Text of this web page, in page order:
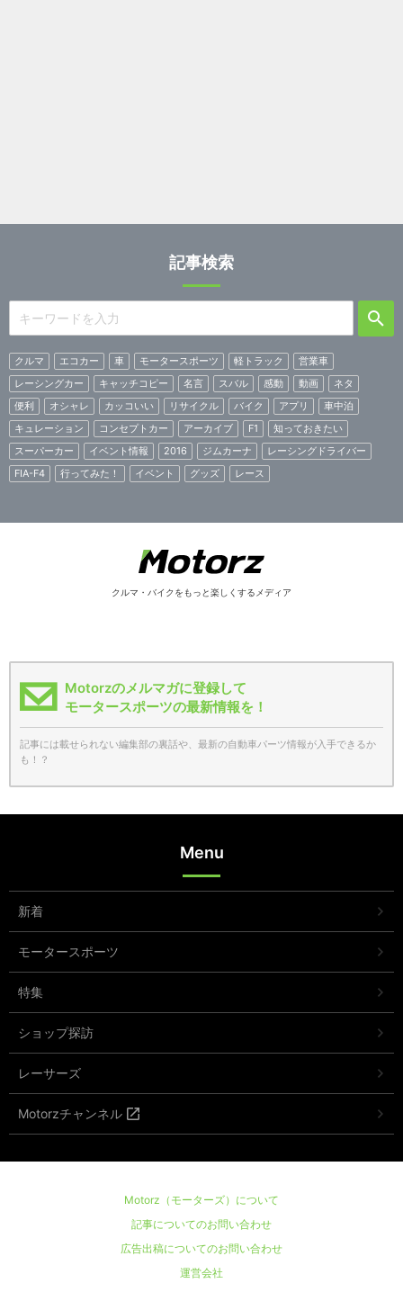
記事検索
クルマ エコカー 車 モータースポーツ 軽トラック
営業車
レーシングカー
キャッチコピー 名言 スバル 感動 動画
ネタ
便利
オシャレ カッコいい リサイクル バイク アプリ
車中泊
キュレーション
コンセプトカー アーカイブ F1
知っておきたい
スーパーカー
イベント情報 2016 ジムカーナ
レーシングドライバー
FIA-F4
行ってみた！ イベント グッズ レース
クルマ・バイクをもっと楽しくするメディア
Motorzのメルマガに登録して
モータースポーツの最新情報を！
記事には載せられない編集部の裏話や、最新の自動車パーツ情報が入手できるか
も！？
Menu
新着
モータースポーツ
特集
ショップ探訪
レーサーズ
Motorzチャンネル
Motorz（モーターズ）について
記事についてのお問い合わせ
広告出稿についてのお問い合わせ
運営会社